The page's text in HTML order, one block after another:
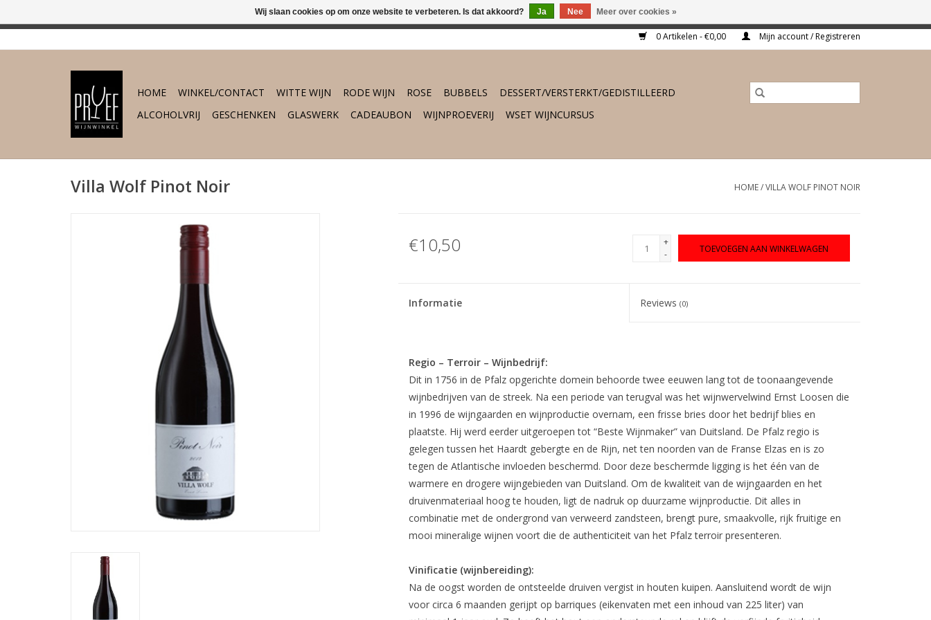
0 Artikelen - €0,00 Mijn account / Registreren
HOME WINKEL/CONTACT WITTE WIJN RODE WIJN ROSE BUBBELS
DESSERT/VERSTERKT/GEDISTILLEERD
ALCOHOLVRIJ
GESCHENKEN GLASWERK CADEAUBON WIJNPROEVERIJ WSET WIJNCURSUS
Villa Wolf Pinot Noir HOME/VILLA WOLF PINOT NOIR
€10,50
+
-
TOEVOEGEN AAN WINKELWAGEN
Informatie Reviews(0)
Regio – Terroir – Wijnbedrijf:
Dit in 1756 in de Pfalz opgerichte domein behoorde twee eeuwen lang tot de toonaangevende
wijnbedrijven van de streek. Na een periode van terugval was het wijnwervelwind Ernst Loosen die
in 1996 de wijngaarden en wijnproductie overnam, een frisse bries door het bedrijf blies en
plaatste. Hij werd eerder uitgeroepen tot “Beste Wijnmaker” van Duitsland. De Pfalz regio is
gelegen tussen het Haardt gebergte en de Rijn, net ten noorden van de Franse Elzas en is zo
tegen de Atlantische invloeden beschermd. Door deze beschermde ligging is het één van de
warmere en drogere wijngebieden van Duitsland. Om de kwaliteit van de wijngaarden en het
druivenmateriaal hoog te houden, ligt de nadruk op duurzame wijnproductie. Dit alles in
combinatie met de ondergrond van verweerd zandsteen, brengt pure, smaakvolle, rijk fruitige en
mooi mineralige wijnen voort die de authenticiteit van het Pfalz terroir presenteren.
Vinificatie (wijnbereiding):
Na de oogst worden de ontsteelde druiven vergist in houten kuipen. Aansluitend wordt de wijn
voor circa 6 maanden gerijpt op barriques (eikenvaten met een inhoud van 225 liter) van
Wij slaan cookies op om onze website te verbeteren. Is dat akkoord? Ja Nee Meer over cookies »
In 's-Hertogenbosch vanaf €75,- gratis thuisbezorgd. Daarbuiten gratis verzending vanaf €175,-